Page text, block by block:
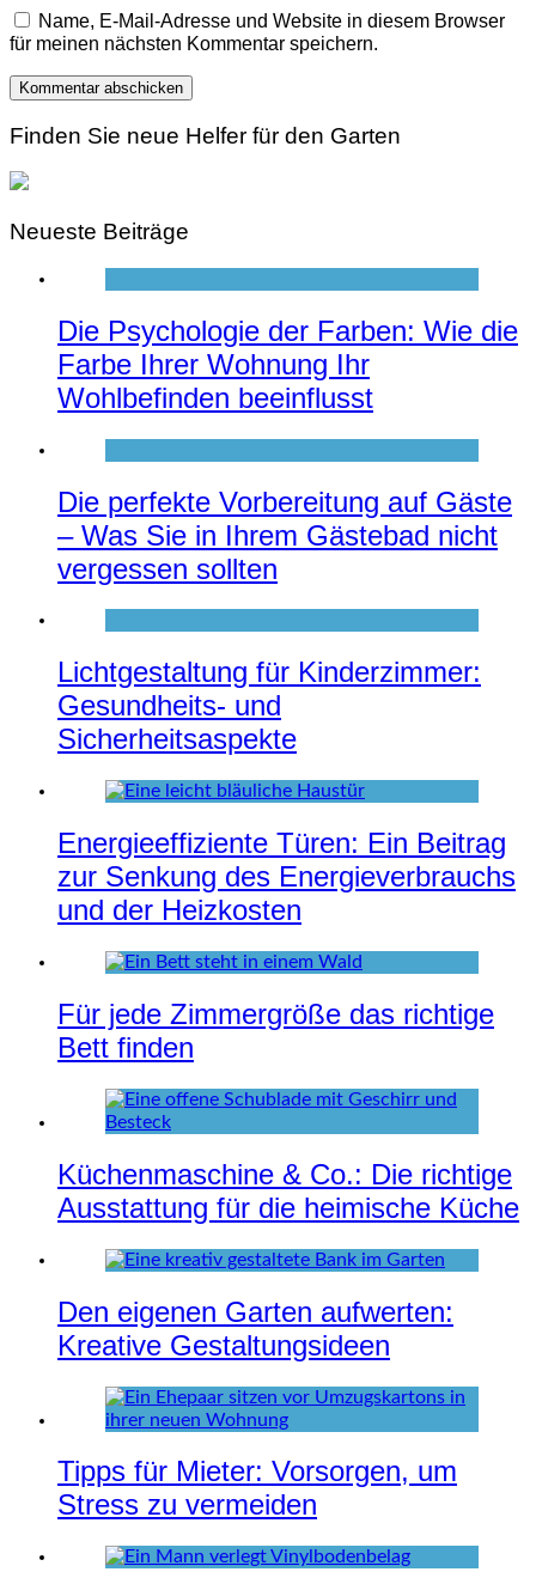
Name, E-Mail-Adresse und Website in diesem Browser
für meinen nächsten Kommentar speichern.
Finden Sie neue Helfer für den Garten
Neueste Beiträge
Die Psychologie der Farben: Wie die
Farbe Ihrer Wohnung Ihr
Wohlbefinden beeinflusst
Die perfekte Vorbereitung auf Gäste
– Was Sie in Ihrem Gästebad nicht
vergessen sollten
Lichtgestaltung für Kinderzimmer:
Gesundheits- und
Sicherheitsaspekte
Energieeffiziente Türen: Ein Beitrag
zur Senkung des Energieverbrauchs
und der Heizkosten
Für jede Zimmergröße das richtige
Bett finden
Küchenmaschine & Co.: Die richtige
Ausstattung für die heimische Küche
Den eigenen Garten aufwerten:
Kreative Gestaltungsideen
Tipps für Mieter: Vorsorgen, um
Stress zu vermeiden